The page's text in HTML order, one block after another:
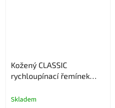
Kožený CLASSIC
rychloupínací řemínek
Skladem